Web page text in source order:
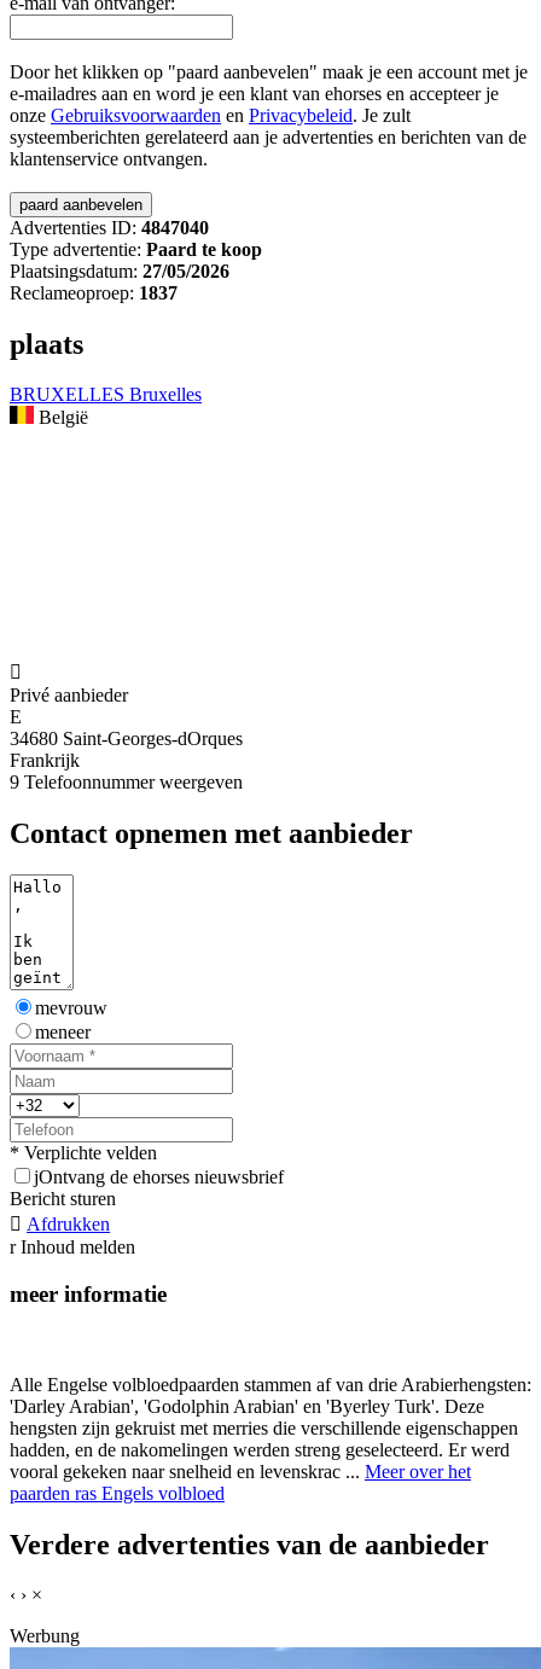
Door het klikken op "paard aanbevelen" maak je een account met je
e-mailadres aan en word je een klant van ehorses en accepteer je
onze Gebruiksvoorwaarden en Privacybeleid. Je zult
systeemberichten gerelateerd aan je advertenties en berichten van de
klantenservice ontvangen.
Advertenties ID: 4847040
Type advertentie: Paard te koop
Plaatsingsdatum: 27/05/2026
Reclameoproep: 1837
plaats
BRUXELLES Bruxelles
België

Privé aanbieder
E
34680 Saint-Georges-dOrques
Frankrijk
9 Telefoonnummer weergeven
Contact opnemen met aanbieder
mevrouw
meneer
* Verplichte velden
jOntvang de ehorses nieuwsbrief
Bericht sturen
 Afdrukken
r Inhoud melden
meer informatie
Alle Engelse volbloedpaarden stammen af van drie Arabierhengsten:
'Darley Arabian', 'Godolphin Arabian' en 'Byerley Turk'. Deze
hengsten zijn gekruist met merries die verschillende eigenschappen
hadden, en de nakomelingen werden streng geselecteerd. Er werd
vooral gekeken naar snelheid en levenskrac ... Meer over het
paarden ras Engels volbloed
Verdere advertenties van de aanbieder
‹ › ×
Werbung